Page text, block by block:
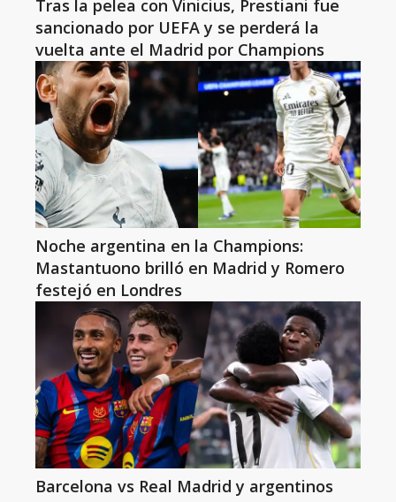
Tras la pelea con Vinicius, Prestiani fue
sancionado por UEFA y se perderá la
vuelta ante el Madrid por Champions
Noche argentina en la Champions:
Mastantuono brilló en Madrid y Romero
festejó en Londres
Barcelona vs Real Madrid y argentinos